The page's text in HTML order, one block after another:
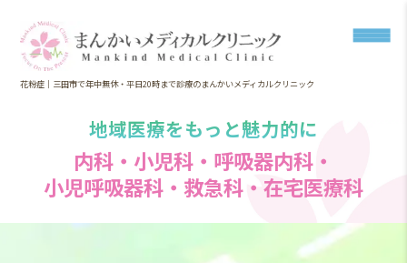
花粉症｜三田市で年中無休・平日20時まで診療のまんかいメディカルクリニック
地域医療をもっと魅力的に
内科・小児科・呼吸器内科・
小児呼吸器科・救急科・在宅医療科